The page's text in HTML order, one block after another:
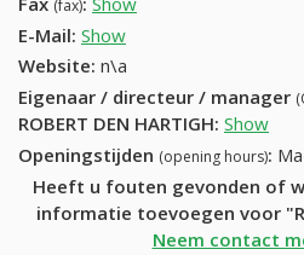
(fax)
E-Mail: Show
Website: n\a
Eigenaar / directeur / manager
ROBERT DEN HARTIGH: Show
Openingstijden (opening hours):
Heeft u fouten gevonden of
informatie toevoegen voor
Neem contact